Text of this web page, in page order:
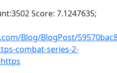
Score: 7.1247635;
Blog/BlogPost/
combat-series-2-